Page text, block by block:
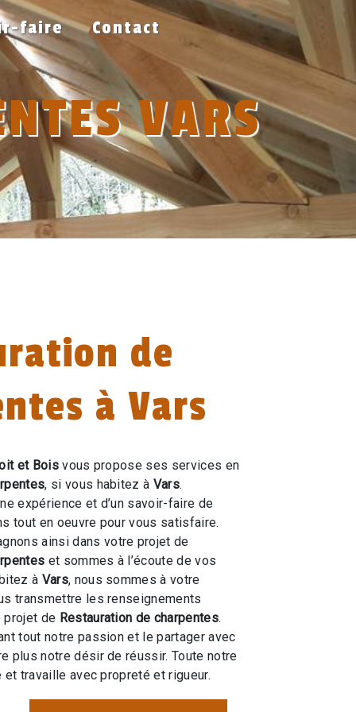
faire Contact
VARS
de
à Vars
et Boisvous propose ses services en
, si vous habitez à Vars.
expérience et d’un savoir-faire de
tout en oeuvre pour vous satisfaire.
ainsi dans votre projet de
et sommes à l’écoute de vos
à Vars, nous sommes à votre
transmettre les renseignements
projet de Restauration de charpentes.
tout notre passion et le partager avec
plus notre désir de réussir. Toute notre
travaille avec propreté et rigueur.